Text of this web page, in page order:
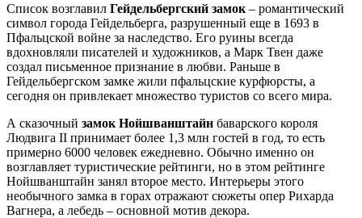
Список возглавил Гейдельбергский замок – романтический
символ города Гейдельберга, разрушенный еще в 1693 в
Пфальцской войне за наследство. Его руины всегда
вдохновляли писателей и художников, а Марк Твен даже
создал письменное признание в любви. Раньше в
Гейдельбергском замке жили пфальцские курфюрсты, а
сегодня он привлекает множество туристов со всего мира.
А сказочный замок Нойшванштайн баварского короля
Людвига II принимает более 1,3 млн гостей в год, то есть
примерно 6000 человек ежедневно. Обычно именно он
возглавляет туристические рейтинги, но в этом рейтинге
Нойшванштайн занял второе место. Интерьеры этого
необычного замка в горах отражают сюжеты опер Рихарда
Вагнера, а лебедь – основной мотив декора.